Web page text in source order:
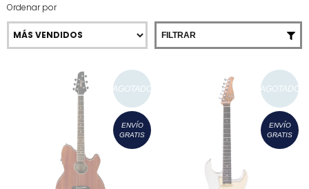
Ordenar por
FILTRAR
AGOTADO
ENVÍO
GRATIS
AGOTADO
ENVÍO
GRATIS